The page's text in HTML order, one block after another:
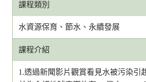
課程類別
水資源保育、節水、永續發展
課程介紹
1.透過新聞影片觀賞看見水被污染引